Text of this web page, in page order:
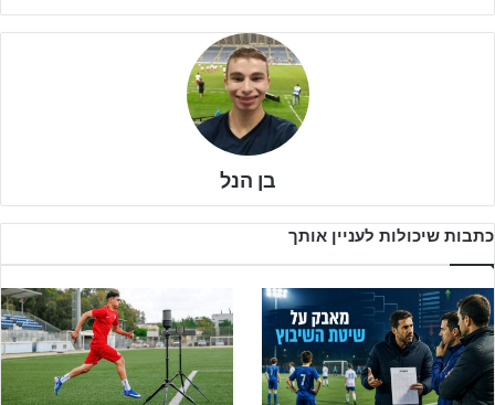
לאחר מחצית קצבית שהסתיימה ללא שערים, בדקה ה-55 נפרץ הסכר,
כאשרנועם מדיהעלה את המארחים מהוד השרון ליתרון. מכאן נפתח
בליץ של המארחים, אם תרצו בליץ שלהראל בסהשתוך שלוש דקות
השלים צמד מהיר, ולמעשה סגר את הסיפור עבור המארחים.
בן הנל
כתבות שיכולות לעניין אותך